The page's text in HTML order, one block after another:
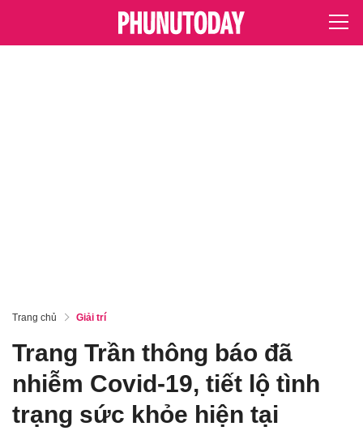
Trang chủ Giải trí
Trang Trần thông báo đã
nhiễm Covid-19, tiết lộ tình
trạng sức khỏe hiện tại